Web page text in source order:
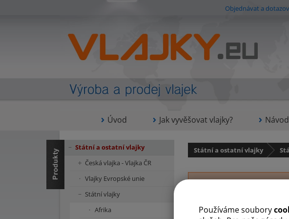
Používáme soubory
Objednávat a
Úvod Jak vyvěšovat vlajky?
Státní a ostatní vlajky
Surinam
Státní a ostatní vlajky
Česká vlajka - Vlajka ČR
Vlajky Evropské unie
Státní vlajky
Afrika